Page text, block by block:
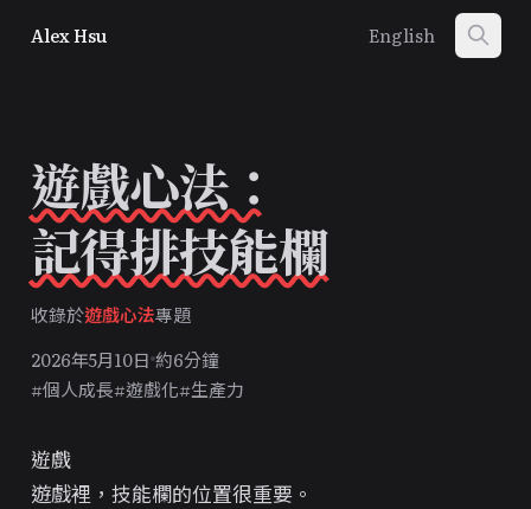
Alex Hsu English
遊戲心法：
記得排技能欄
收錄於遊戲心法專題
2026年5月10日 約6分鐘
#個人成長#遊戲化#生產力
遊戲
遊戲裡，技能欄的位置很重要。